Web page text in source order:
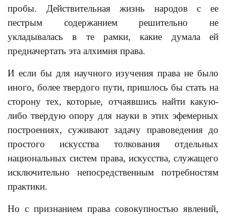
пробы. Действительная жизнь народов с ее
пестрым содержанием решительно не
укладывалась в те рамки, какие думала ей
предначертать эта алхимия права.
И если бы для научного изучения права не было
иного, более твердого пути, пришлось бы стать на
сторону тех, которые, отчаявшись найти какую-
либо твердую опору для науки в этих эфемерных
построениях, суживают задачу правоведения до
простого искусства толкования отдельных
национальных систем права, искусства, служащего
исключительно непосредственным потребностям
практики.
Но с признанием права совокупностью явлений,